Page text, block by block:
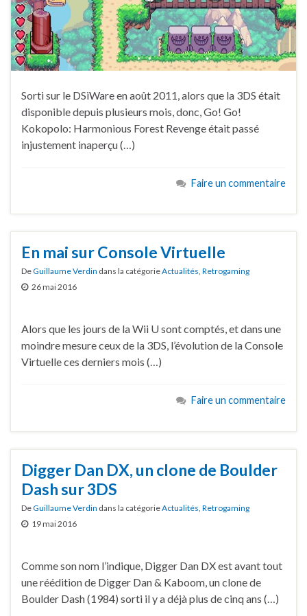
Sorti sur le DSiWare en août 2011, alors que la 3DS était
disponible depuis plusieurs mois, donc, Go! Go!
Kokopolo: Harmonious Forest Revenge était passé
injustement inaperçu (…)
Faire un commentaire
En mai sur Console Virtuelle
DeGuillaume Verdin dans la catégorieActualités, Retrogaming
26 mai 2016
Alors que les jours de la Wii U sont comptés, et dans une
moindre mesure ceux de la 3DS, l’évolution de la Console
Virtuelle ces derniers mois (…)
Faire un commentaire
Digger Dan DX, un clone de Boulder
Dash sur 3DS
DeGuillaume Verdin dans la catégorieActualités, Retrogaming
19 mai 2016
Comme son nom l’indique, Digger Dan DX est avant tout
une réédition de Digger Dan & Kaboom, un clone de
Boulder Dash (1984) sorti il y a déjà plus de cinq ans (…)